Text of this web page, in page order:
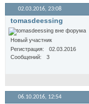
02.03.2016, 23:08
tomasdeessing
Новый участник
Регистрация
02.03.2016
Сообщений
3
06.10.2016, 12:54